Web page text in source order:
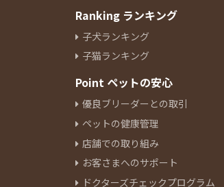
Ranking ランキング
子犬ランキング
子猫ランキング
Point ペットの安心
優良ブリーダーとの取引
ペットの健康管理
店舗での取り組み
お客さまへのサポート
ドクターズチェックプログラム